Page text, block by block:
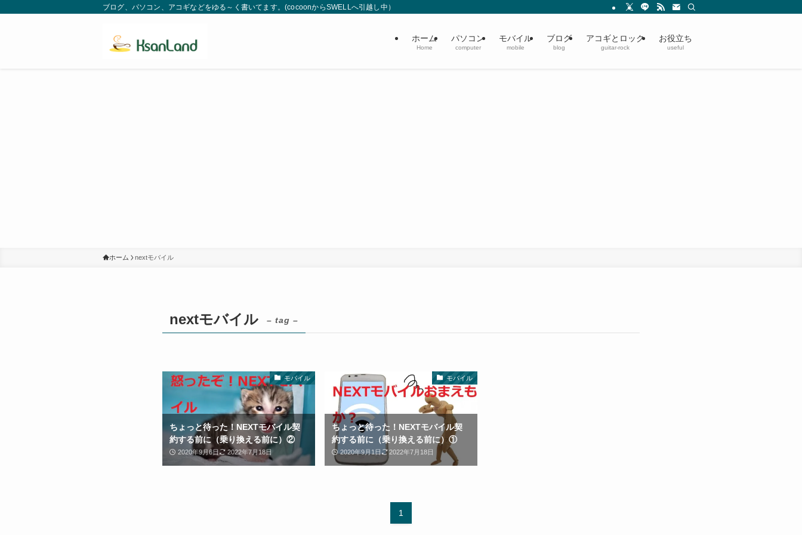
ブログ、パソコン、アコギなどをゆる～く書いてます。(cocoonからSWELLへ引越し中）
ホーム
Home
パソコン
computer
モバイル
mobile
ブログ
blog
アコギとロック
guitar-rock
お役立ち
useful
ホーム nextモバイル
nextモバイル – tag –
モバイル
ちょっと待った！NEXTモバイル契
約する前に（乗り換える前に）②
2020年9月6日 2022年7月18日
モバイル
ちょっと待った！NEXTモバイル契
約する前に（乗り換える前に）①
2020年9月1日 2022年7月18日
1